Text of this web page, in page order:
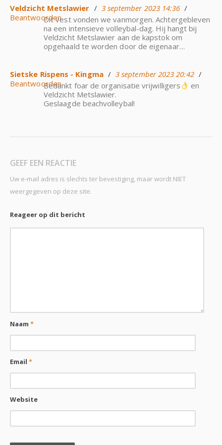
Veldzicht Metslawier / 3 september 2023 14:36 /
BeantwoordenDit vest vonden we vanmorgen. Achtergebleven
na een intensieve volleybal-dag. Hij hangt bij
Veldzicht Metslawier aan de kapstok om
opgehaald te worden door de eigenaar…
Sietske Rispens - Kingma / 3 september 2023 20:42 /
BeantwoordenBedankt foar de organisatie vrijwilligers
en
Veldzicht Metslawier.
Geslaagde beachvolleybal!
GEEF EEN REACTIE
Uw e-mail adres is slechts ter bevestiging, maar wordt NIET
weergegeven op deze site.
Reageer op dit bericht
Naam*
Email*
Website